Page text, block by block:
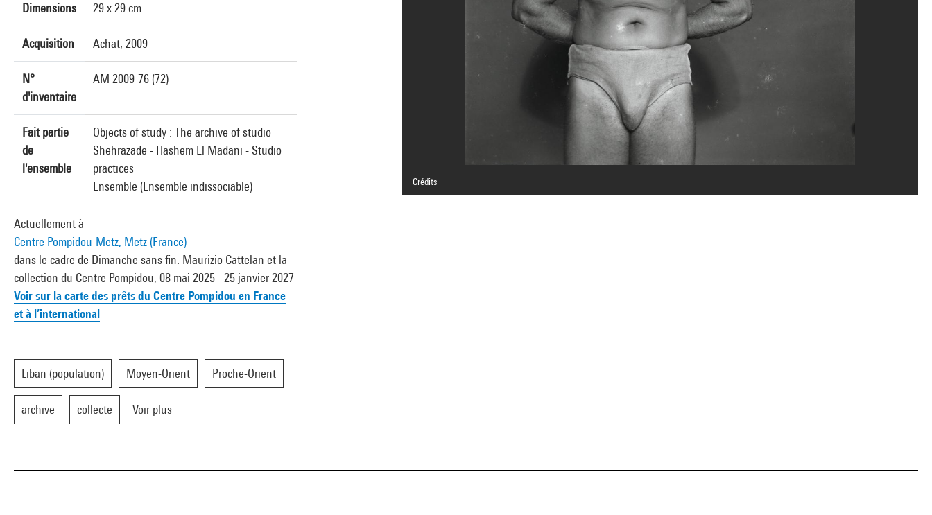
Dimensions 29 x 29 cm
Acquisition Achat, 2009
N°
d'inventaire
AM 2009-76 (72)
Fait partie
de
l'ensemble
Objects of study : The archive of studio
Shehrazade - Hashem El Madani - Studio
practices
Ensemble (Ensemble indissociable)
Actuellement à
Centre Pompidou-Metz, Metz (France)
dans le cadre de Dimanche sans fin. Maurizio Cattelan et la
collection du Centre Pompidou, 08 mai 2025 - 25 janvier 2027
Voir sur la carte des prêts du Centre Pompidou en France
et à l’international
Liban (population) Moyen-Orient Proche-Orient
archive collecte Voir plus
Crédits
© Akram Zaatari